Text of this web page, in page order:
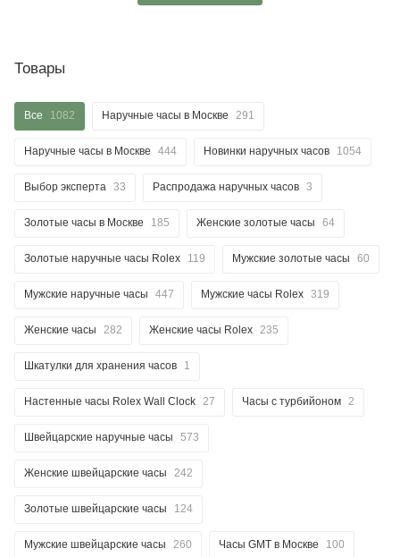
Товары
Все 1082 Наручные часы в Москве 291
Наручные часы в Москве 444 Новинки наручных часов 1054
Выбор эксперта 33 Распродажа наручных часов 3
Золотые часы в Москве 185 Женские золотые часы 64
Золотые наручные часы Rolex 119 Мужские золотые часы 60
Мужские наручные часы 447 Мужские часы Rolex 319
Женские часы 282 Женские часы Rolex 235
Шкатулки для хранения часов 1
Настенные часы Rolex Wall Clock 27 Часы с турбийоном 2
Швейцарские наручные часы 573
Женские швейцарские часы 242
Золотые швейцарские часы 124
Мужские швейцарские часы 260 Часы GMT в Москве 100